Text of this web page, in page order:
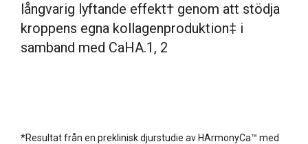
långvarig lyftande effekt† genom att stödja
kroppens egna kollagenproduktion‡ i
samband med CaHA.1, 2
*Resultat från en preklinisk djurstudie av HArmonyCa™ med